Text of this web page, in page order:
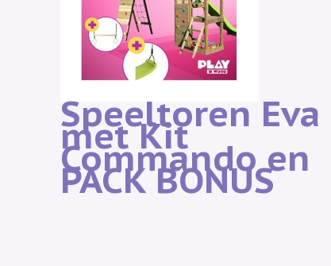
Speeltoren Eva
met Kit
Commando en
PACK BONUS